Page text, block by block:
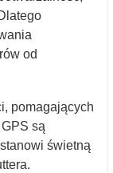
od
pomagających
są
świetną